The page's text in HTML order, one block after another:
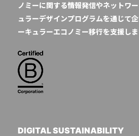
ノミーに関する情報発信やネットワ
ュラーデザインプログラムを通じて
ーキュラーエコノミー移行を支援しま
DIGITAL SUSTAINABILITY